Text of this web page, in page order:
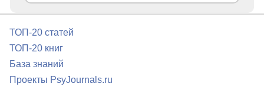
ТОП-20 статей
ТОП-20 книг
База знаний
Проекты PsyJournals.ru